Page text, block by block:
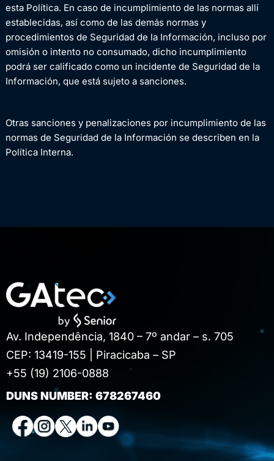
esta Política. En caso de incumplimiento de las normas allí
establecidas, así como de las demás normas y
procedimientos de Seguridad de la Información, incluso por
omisión o intento no consumado, dicho incumplimiento
podrá ser calificado como un incidente de Seguridad de la
Información, que está sujeto a sanciones.
Otras sanciones y penalizaciones por incumplimiento de las
normas de Seguridad de la Información se describen en la
Política Interna.
Av. Independência, 1840 – 7º andar – s. 705
CEP: 13419-155 | Piracicaba – SP
+55 (19) 2106-0888
DUNS NUMBER: 678267460